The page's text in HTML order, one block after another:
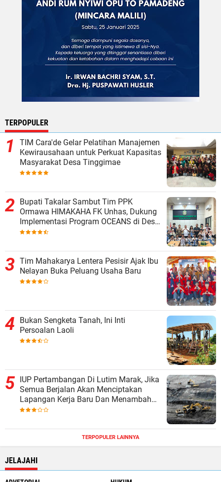
TERPOPULER
TIM Cara'de Gelar Pelatihan Manajemen
Kewirausahaan untuk Perkuat Kapasitas
Masyarakat Desa Tinggimae
Bupati Takalar Sambut Tim PPK
Ormawa HIMAKAHA FK Unhas, Dukung
Implementasi Program OCEANS di Desa
Popo
Tim Mahakarya Lentera Pesisir Ajak Ibu
Nelayan Buka Peluang Usaha Baru
Bukan Sengketa Tanah, Ini Inti
Persoalan Laoli
IUP Pertambangan Di Lutim Marak, Jika
Semua Berjalan Akan Menciptakan
Lapangan Kerja Baru Dan Menambah
Pendapatan Daerah
TERPOPULER LAINNYA
JELAJAHI